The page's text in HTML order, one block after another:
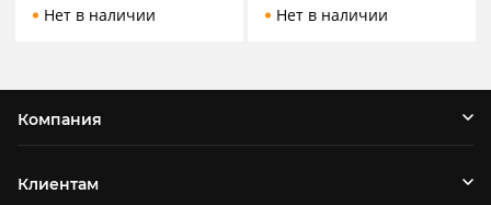
Нет в наличии
Нет в наличии
Компания
Клиентам